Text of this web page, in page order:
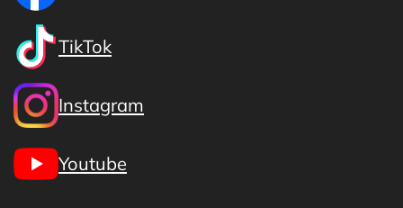
TikTok
Instagram
Youtube